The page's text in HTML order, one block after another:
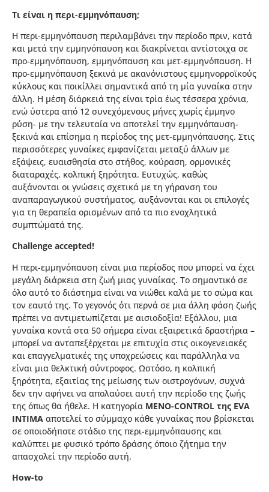
Τι είναι η περι-εμμηνόπαυση;
Η περι-εμμηνόπαυση περιλαμβάνει την περίοδο πριν, κατά
και μετά την εμμηνόπαυση και διακρίνεται αντίστοιχα σε
προ-εμμηνόπαυση, εμμηνόπαυση και μετ-εμμηνόπαυση. Η
προ-εμμηνόπαυση ξεκινά με ακανόνιστους εμμηνορροϊκούς
κύκλους και ποικίλλει σημαντικά από τη μία γυναίκα στην
άλλη. Η μέση διάρκειά της είναι τρία έως τέσσερα χρόνια,
ενώ ύστερα από 12 συνεχόμενους μήνες χωρίς έμμηνο
ρύση- με την τελευταία να αποτελεί την εμμηνόπαυση-
ξεκινά και επίσημα η περίοδος της μετ-εμμηνόπαυσης. Στις
περισσότερες γυναίκες εμφανίζεται μεταξύ άλλων με
εξάψεις, ευαισθησία στο στήθος, κούραση, ορμονικές
διαταραχές, κολπική ξηρότητα. Ευτυχώς, καθώς
αυξάνονται οι γνώσεις σχετικά με τη γήρανση του
αναπαραγωγικού συστήματος, αυξάνονται και οι επιλογές
για τη θεραπεία ορισμένων από τα πιο ενοχλητικά
συμπτώματά της.
Challenge accepted!
Η περι-εμμηνόπαυση είναι μια περίοδος που μπορεί να έχει
μεγάλη διάρκεια στη ζωή μιας γυναίκας. Το σημαντικό σε
όλο αυτό το διάστημα είναι να νιώθει καλά με το σώμα και
τον εαυτό της. Το γεγονός ότι περνά σε μια άλλη φάση ζωής
πρέπει να αντιμετωπίζεται με αισιοδοξία! Εξάλλου, μια
γυναίκα κοντά στα 50 σήμερα είναι εξαιρετικά δραστήρια –
μπορεί να ανταπεξέρχεται με επιτυχία στις οικογενειακές
και επαγγελματικές της υποχρεώσεις και παράλληλα να
είναι μια θελκτική σύντροφος. Ωστόσο, η κολπική
ξηρότητα, εξαιτίας της μείωσης των οιστρογόνων, συχνά
δεν την αφήνει να απολαύσει αυτή την περίοδο της ζωής
της όπως θα ήθελε. Η κατηγορία MENO-CONTROL της EVA
INTIMA αποτελεί το σύμμαχο κάθε γυναίκας που βρίσκεται
σε οποιοδήποτε στάδιο της περι-εμμηνόπαυσης και
καλύπτει με φυσικό τρόπο δράσης όποιο ζήτημα την
απασχολεί την περίοδο αυτή.
How-to